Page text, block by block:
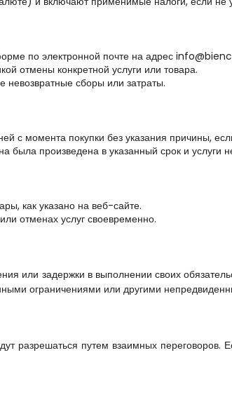
по электронной почте на адрес
отмены конкретной услуги или товара.
невозвратные сборы или затраты.
с момента покупки без указания причины,
была произведена в указанный срок и услуги
как указано на веб-сайте.
отменах услуг своевременно.
или задержки в выполнении своих
ограничениями или другими
разрешаться путем взаимных переговоров.